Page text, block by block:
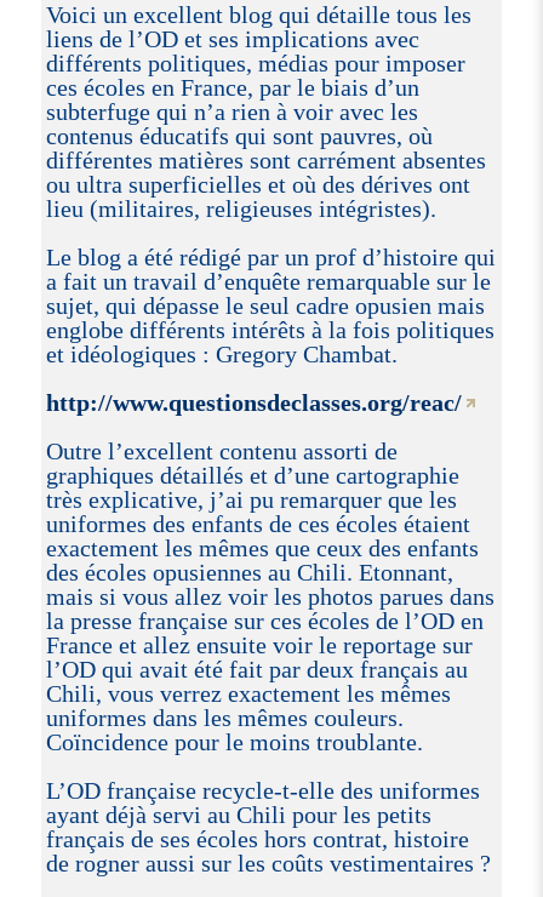
Voici un excellent blog qui détaille tous les
liens de l’OD et ses implications avec
différents politiques, médias pour imposer
ces écoles en France, par le biais d’un
subterfuge qui n’a rien à voir avec les
contenus éducatifs qui sont pauvres, où
différentes matières sont carrément absentes
ou ultra superficielles et où des dérives ont
lieu (militaires, religieuses intégristes).
Le blog a été rédigé par un prof d’histoire qui
a fait un travail d’enquête remarquable sur le
sujet, qui dépasse le seul cadre opusien mais
englobe différents intérêts à la fois politiques
et idéologiques : Gregory Chambat.
http://www.questionsdeclasses.org/reac/
Outre l’excellent contenu assorti de
graphiques détaillés et d’une cartographie
très explicative, j’ai pu remarquer que les
uniformes des enfants de ces écoles étaient
exactement les mêmes que ceux des enfants
des écoles opusiennes au Chili. Etonnant,
mais si vous allez voir les photos parues dans
la presse française sur ces écoles de l’OD en
France et allez ensuite voir le reportage sur
l’OD qui avait été fait par deux français au
Chili, vous verrez exactement les mêmes
uniformes dans les mêmes couleurs.
Coïncidence pour le moins troublante.
L’OD française recycle-t-elle des uniformes
ayant déjà servi au Chili pour les petits
français de ses écoles hors contrat, histoire
de rogner aussi sur les coûts vestimentaires ?